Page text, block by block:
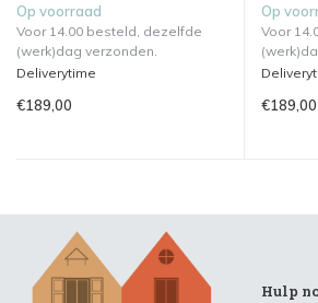
Op voorraad
Voor 14.00 besteld, dezelfde
(werk)dag verzonden.
Deliverytime
€189,00
Op
Voor
€189,00
Hulp